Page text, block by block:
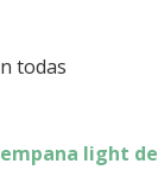
todas
light de